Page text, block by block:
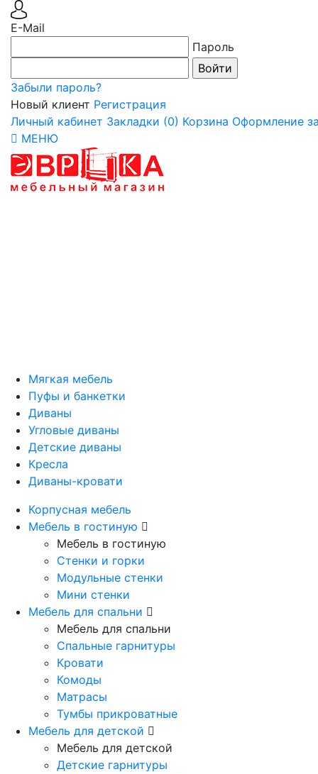
E-Mail
Пароль
Забыли пароль?
Новый клиент Регистрация
Личный кабинет Закладки (0) Корзина Оформление
МЕНЮ
Мягкая мебель
Пуфы и банкетки
Диваны
Угловые диваны
Детские диваны
Кресла
Диваны-кровати
Корпусная мебель
Мебель в гостиную
Мебель в гостиную
Стенки и горки
Модульные стенки
Мини стенки
Мебель для спальни
Мебель для спальни
Спальные гарнитуры
Кровати
Комоды
Матрасы
Тумбы прикроватные
Мебель для детской
Мебель для детской
Детские гарнитуры